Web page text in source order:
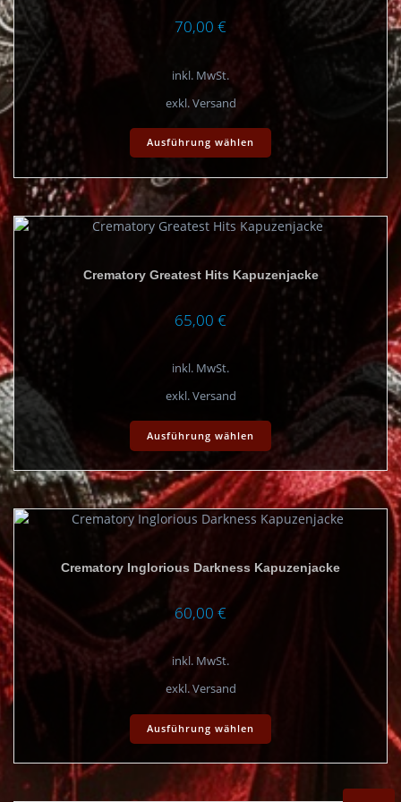
70,00 €
inkl. MwSt.
exkl. Versand
Ausführung wählen
Dieses
Produkt
weist
mehrere
Varianten
auf.
Optionen
können
auf
Produktseite
gewählt
Crematory Greatest Hits Kapuzenjacke
65,00 €
inkl. MwSt.
exkl. Versand
Ausführung wählen
Dieses
Produkt
weist
mehrere
Varianten
auf.
können
Crematory Inglorious Darkness Kapuzenjacke
60,00 €
inkl. MwSt.
exkl. Versand
Ausführung wählen
Dieses
mehrere
Varianten